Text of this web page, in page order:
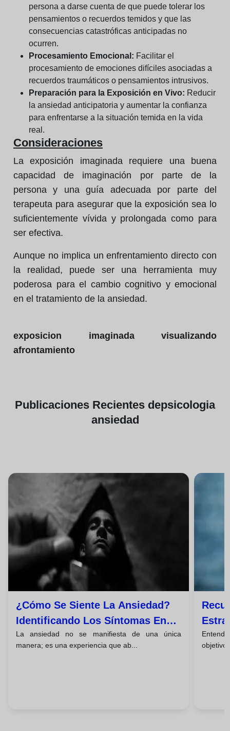
persona a darse cuenta de que puede tolerar los
pensamientos o recuerdos temidos y que las
consecuencias catastróficas anticipadas no
ocurren.
Procesamiento Emocional: Facilitar el
procesamiento de emociones difíciles asociadas a
recuerdos traumáticos o pensamientos intrusivos.
Preparación para la Exposición en Vivo: Reducir
la ansiedad anticipatoria y aumentar la confianza
para enfrentarse a la situación temida en la vida
real.
Consideraciones
La exposición imaginada requiere una buena
capacidad de imaginación por parte de la
persona y una guía adecuada por parte del
terapeuta para asegurar que la exposición sea lo
suficientemente vívida y prolongada como para
ser efectiva.
Aunque no implica un enfrentamiento directo con
la realidad, puede ser una herramienta muy
poderosa para el cambio cognitivo y emocional
en el tratamiento de la ansiedad.
exposicion imaginada visualizando
afrontamiento
Publicaciones Recientes depsicologia
ansiedad
¿cómo Se Siente La Ansiedad?
Identificando Los Síntomas En
Mente, Cuerpo Y
Comportamiento
La ansiedad no se manifiesta de una única
manera; es una experiencia que ab...
objetivo